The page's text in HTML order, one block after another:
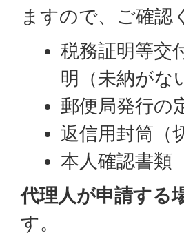
ますので、ご確認
税務証明等交
明（未納がな
郵便局発行の
返信用封筒（
本人確認書類
代理人が申請する
す。